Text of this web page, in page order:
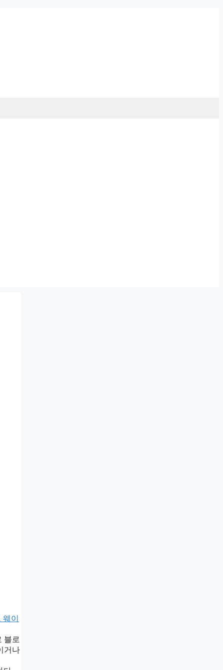
이
블로
거나